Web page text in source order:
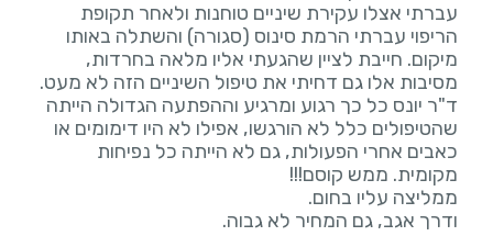
עברתי אצלו עקירת שיניים טוחנות ולאחר תקופת
הריפוי עברתי הרמת סינוס (סגורה) והשתלה באותו
מיקום. חייבת לציין שהגעתי אליו מלאה בחרדות,
מסיבות אלו גם דחיתי את טיפול השיניים הזה לא מעט.
ד"ר יונס כל כך רגוע ומרגיע וההפתעה הגדולה הייתה
שהטיפולים כלל לא הורגשו, אפילו לא היו דימומים או
כאבים אחרי הפעולות, גם לא הייתה כל נפיחות
ודרך אגב, גם המחיר לא גבוה.